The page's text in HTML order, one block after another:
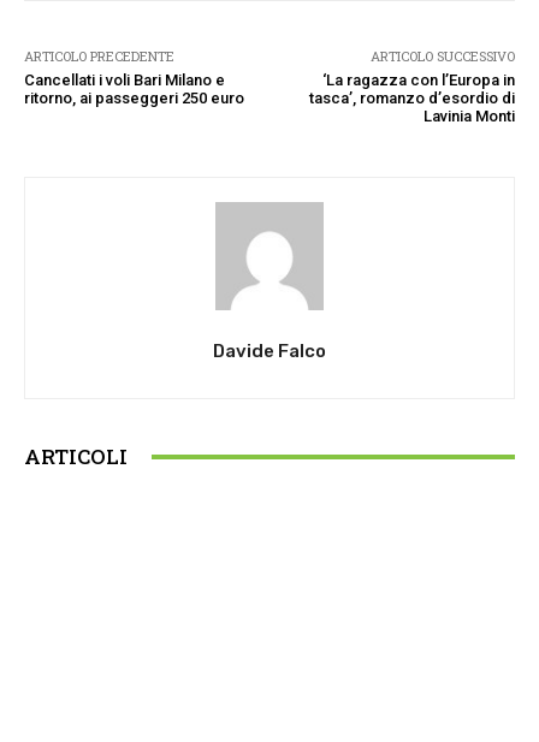
ARTICOLO PRECEDENTE
Cancellati i voli Bari Milano e
ritorno, ai passeggeri 250 euro
ARTICOLO SUCCESSIVO
‘La ragazza con l’Europa in
tasca’, romanzo d’esordio di
Lavinia Monti
Davide Falco
ARTICOLI